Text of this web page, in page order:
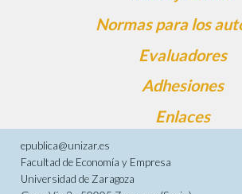
Normas para los
Evaluadores
Adhesiones
Enlaces
epublica@unizar.es
Facultad de Economía y Empresa
Universidad de Zaragoza